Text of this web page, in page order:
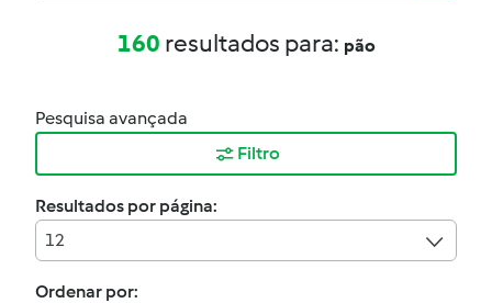
160 resultados para: pão
Pesquisa avançada
Filtro
Resultados por página:
12
Ordenar por: